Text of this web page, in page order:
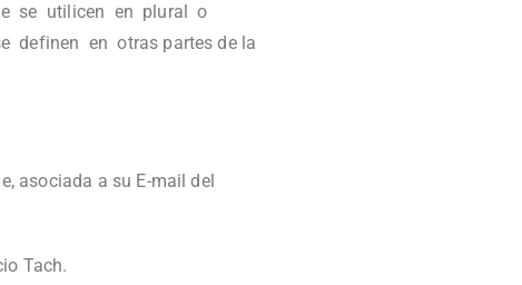
se utilicen en plural o
definen en otras partes de la
asociada a su E-mail del
Tach.